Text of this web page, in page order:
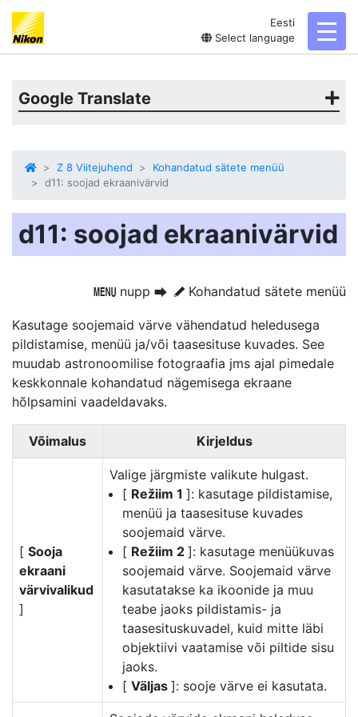
Eesti
Select language
Google Translate
Z 8 Viitejuhend
Kohandatud sätete menüü
d11: soojad ekraanivärvid
d11: soojad ekraanivärvid
G nupp U A Kohandatud sätete menüü
Kasutage soojemaid värve vähendatud heledusega
pildistamise, menüü ja/või taasesituse kuvades. See
muudab astronoomilise fotograafia jms ajal pimedale
keskkonnale kohandatud nägemisega ekraane
hõlpsamini vaadeldavaks.
Võimalus Kirjeldus
[ Sooja
ekraani
värvivalikud
]
Valige järgmiste valikute hulgast.
[ Režiim 1 ]: kasutage pildistamise,
menüü ja taasesituse kuvades
soojemaid värve.
[ Režiim 2 ]: kasutage menüükuvas
soojemaid värve. Soojemaid värve
kasutatakse ka ikoonide ja muu
teabe jaoks pildistamis- ja
taasesituskuvadel, kuid mitte läbi
objektiivi vaatamise või piltide sisu
jaoks.
[ Väljas ]: sooje värve ei kasutata.